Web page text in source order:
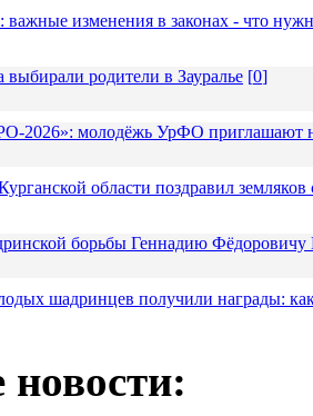
изменения в законах - что
выбирали родители в Зауралье [0]
2026»: молодёжь УрФО приглашают
области поздравил
борьбы Геннадию Фёдоровичу
шадринцев получили награды: